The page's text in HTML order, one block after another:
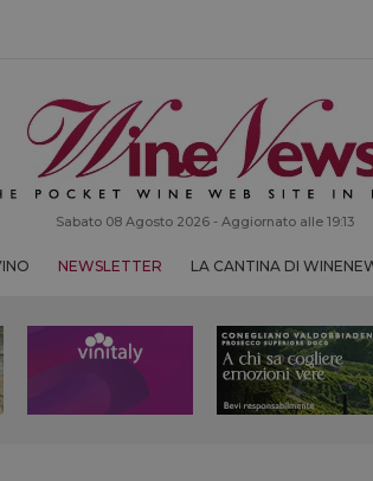
Sabato 08 Agosto 2026 - Aggiornato alle 19:13
NEWSLETTER LA CANTINA DI